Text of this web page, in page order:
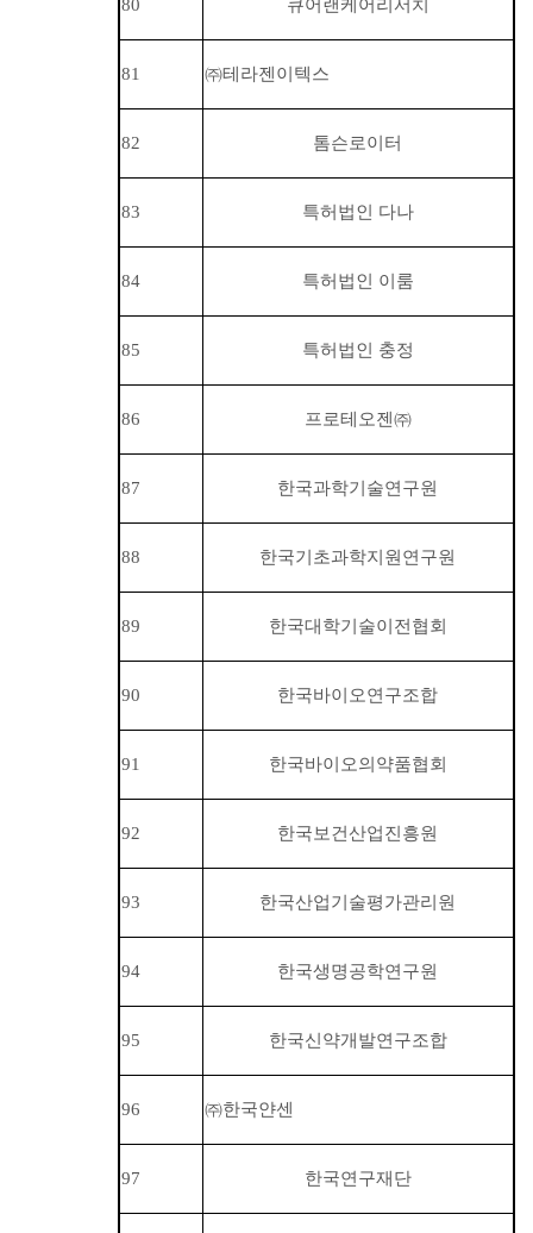
80 큐어랜케어리서치
81 ㈜테라젠이텍스
82 톰슨로이터
83 특허법인 다나
84 특허법인 이룸
85 특허법인 충정
86 프로테오젠 ㈜
87 한국과학기술연구원
88 한국기초과학지원연구원
89 한국대학기술이전협회
90 한국바이오연구조합
91 한국바이오의약품협회
92 한국보건산업진흥원
93 한국산업기술평가관리원
94 한국생명공학연구원
95 한국신약개발연구조합
96 ㈜한국얀센
97 한국연구재단